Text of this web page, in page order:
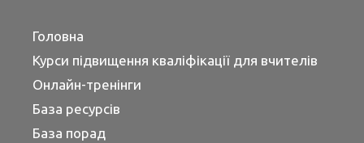
Головна
Курси підвищення кваліфікації для вчителів
Онлайн-тренінги
База ресурсів
База порад